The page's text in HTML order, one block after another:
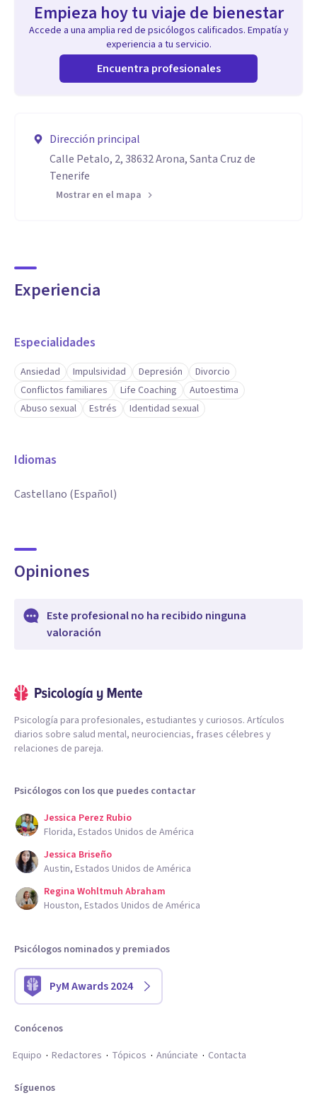
Empieza hoy tu viaje de bienestar
Accede a una amplia red de psicólogos calificados. Empatía y
experiencia a tu servicio.
Encuentra profesionales
Dirección principal
Calle Petalo, 2, 38632 Arona, Santa Cruz de
Tenerife
Mostrar en el mapa
Experiencia
Especialidades
Ansiedad Impulsividad Depresión
Divorcio
Conflictos familiares
Life Coaching
Autoestima
Abuso sexual
Estrés Identidad sexual
Idiomas
Castellano (Español)
Opiniones
Este profesional no ha recibido ninguna
valoración
Psicología para profesionales, estudiantes y curiosos. Artículos
diarios sobre salud mental, neurociencias, frases célebres y
relaciones de pareja.
Psicólogos con los que puedes contactar
Jessica Perez Rubio
Florida, Estados Unidos de América
Jessica Briseño
Austin, Estados Unidos de América
Regina Wohltmuh Abraham
Houston, Estados Unidos de América
Psicólogos nominados y premiados
PyM Awards 2024
Conócenos
Equipo
Redactores Tópicos Anúnciate Contacta
Síguenos